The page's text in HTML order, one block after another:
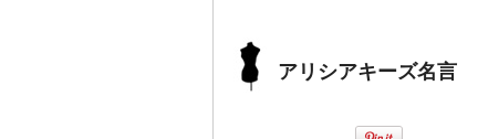
アリシアキーズ名言